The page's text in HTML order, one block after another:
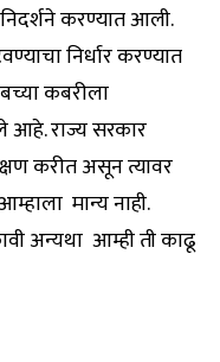
करण्यात आली.
निर्धार करण्यात
कबरीला
आहे. राज्य सरकार
करीत असून त्यावर
मान्य नाही.
अन्यथा आम्ही ती काढू